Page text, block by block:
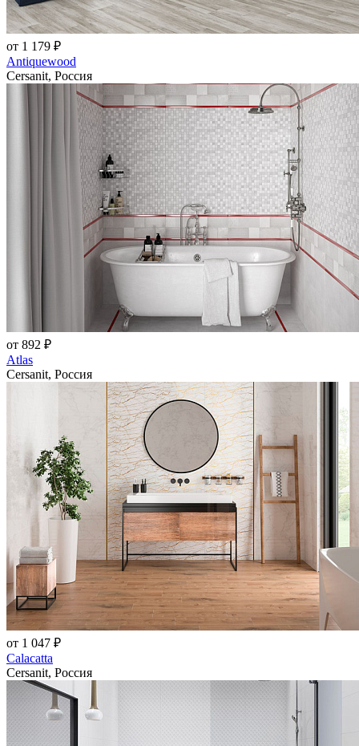
от 1 179 ₽
Antiquewood
Cersanit, Россия
от 892 ₽
Atlas
Cersanit, Россия
от 1 047 ₽
Calacatta
Cersanit, Россия